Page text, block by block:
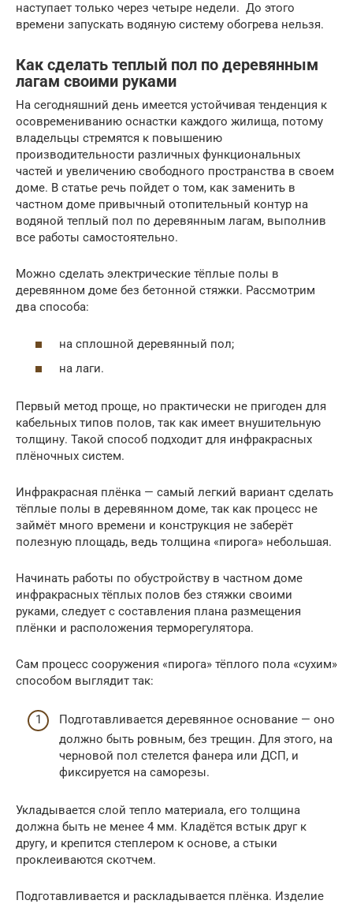
наступает только через четыре недели. До этого
времени запускать водяную систему обогрева нельзя.
Как сделать теплый пол по деревянным
лагам своими руками
На сегодняшний день имеется устойчивая тенденция к
осовремениванию оснастки каждого жилища, потому
владельцы стремятся к повышению
производительности различных функциональных
частей и увеличению свободного пространства в своем
доме. В статье речь пойдет о том, как заменить в
частном доме привычный отопительный контур на
водяной теплый пол по деревянным лагам, выполнив
все работы самостоятельно.
Можно сделать электрические тёплые полы в
деревянном доме без бетонной стяжки. Рассмотрим
два способа:
на сплошной деревянный пол;
на лаги.
Первый метод проще, но практически не пригоден для
кабельных типов полов, так как имеет внушительную
толщину. Такой способ подходит для инфракрасных
плёночных систем.
Инфракрасная плёнка — самый легкий вариант сделать
тёплые полы в деревянном доме, так как процесс не
займёт много времени и конструкция не заберёт
полезную площадь, ведь толщина «пирога» небольшая.
Начинать работы по обустройству в частном доме
инфракрасных тёплых полов без стяжки своими
руками, следует с составления плана размещения
плёнки и расположения терморегулятора.
Сам процесс сооружения «пирога» тёплого пола «сухим»
способом выглядит так:
Подготавливается деревянное основание — оно
должно быть ровным, без трещин. Для этого, на
черновой пол стелется фанера или ДСП, и
фиксируется на саморезы.
Укладывается слой тепло материала, его толщина
должна быть не менее 4 мм. Кладётся встык друг к
другу, и крепится степлером к основе, а стыки
проклеиваются скотчем.
Подготавливается и раскладывается плёнка. Изделие